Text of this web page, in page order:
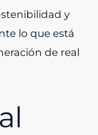
y
lo que está
de real